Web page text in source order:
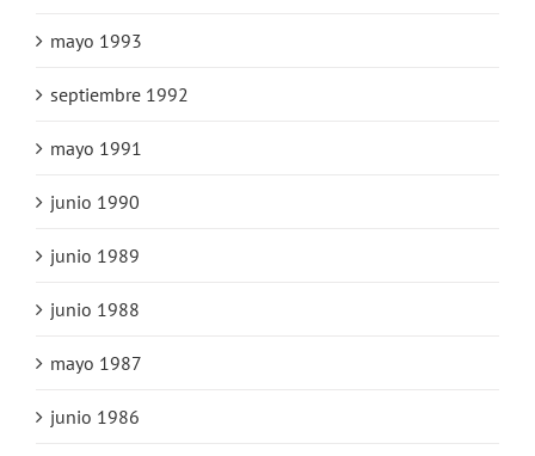
mayo 1993
septiembre 1992
mayo 1991
junio 1990
junio 1989
junio 1988
mayo 1987
junio 1986